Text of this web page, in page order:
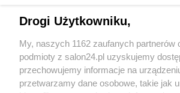
Sport
Społeczeństwo
Drogi Użytkowniku,
My, naszych 1162 zaufanych partnerów
podmioty z salon24.pl uzyskujemy
przechowujemy informacje na
przetwarzamy dane osobowe, takie jak